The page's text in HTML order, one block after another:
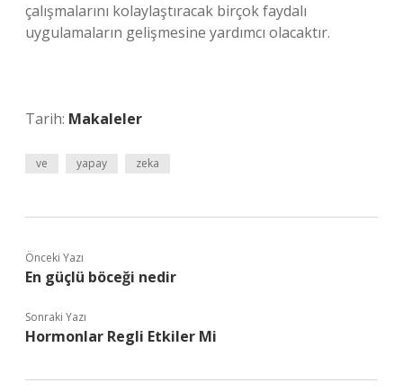
çalışmalarını kolaylaştıracak birçok faydalı
uygulamaların gelişmesine yardımcı olacaktır.
Tarih: Makaleler
ve yapay zeka
Önceki Yazı
En güçlü böceği nedir
Sonraki Yazı
Hormonlar Regli Etkiler Mi